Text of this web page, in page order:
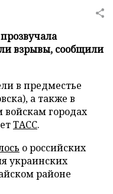
взрывы, сообщили
в предместье
а также в
городах
ТАСС.
о российских
украинских
районе